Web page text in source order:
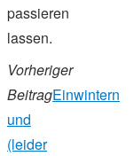
passieren
lassen.
Vorheriger
BeitragEinwintern
und
(leider